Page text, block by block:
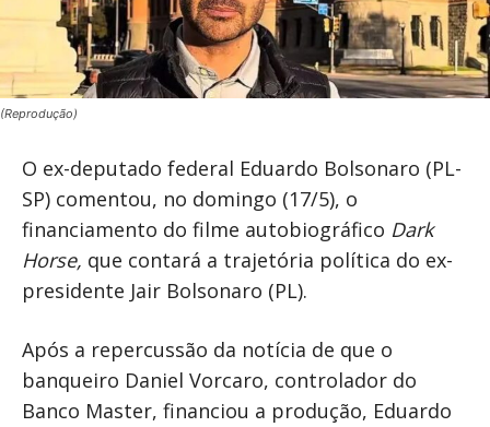
(Reprodução)
O ex-deputado federal Eduardo Bolsonaro (PL-
SP) comentou, no domingo (17/5), o
financiamento do filme autobiográfico Dark
Horse, que contará a trajetória política do ex-
presidente Jair Bolsonaro (PL).
Após a repercussão da notícia de que o
banqueiro Daniel Vorcaro, controlador do
Banco Master, financiou a produção, Eduardo